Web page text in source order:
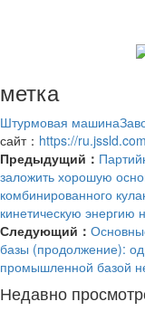
метка
Штурмовая машина
сайт： https://
Предыдущий：
заложить хорошую
комбинированного
кинетическую энергию
Следующий：
базы (продолжение):
промышленной базой
Недавно